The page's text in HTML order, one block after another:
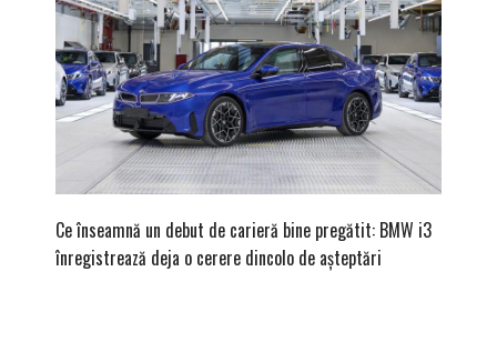
Ce înseamnă un debut de carieră bine pregătit: BMW i3
înregistrează deja o cerere dincolo de așteptări